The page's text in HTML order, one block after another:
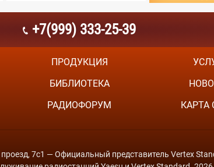
+7(999) 333-25-39
ПРОДУКЦИЯ
БИБЛИОТЕКА
РАДИОФОРУМ
КАРТА
7с1 — Официальный представитель Vertex